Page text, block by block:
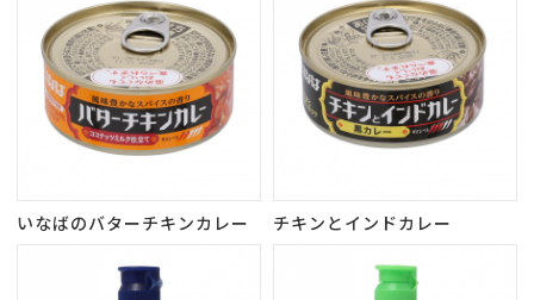
いなばのバターチキンカレー チキンとインドカレー